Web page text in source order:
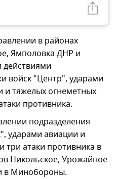
в районах
Ямполовка ДНР и
войск "Центр", ударами
и тяжелых огнеметных
противника.
подразделения
ударами авиации и
три атаки противника в
Никольское, Урожайное
в Минобороны.